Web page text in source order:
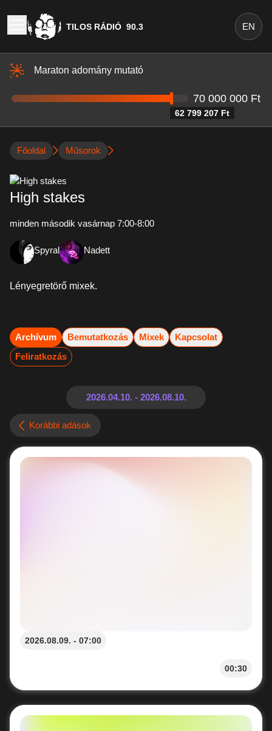
TILOS RÁDIÓ 90.3 EN
Maraton adomány mutató
62 799 207 Ft
70 000 000 Ft
Főoldal Műsorok
High stakes
minden második vasárnap 7:00-8:00
Spyral Nadett
Lényegretörő mixek.
Archívum Bemutatkozás Mixek
Kapcsolat
Feliratkozás
Korábbi adások
2026.08.09. - 07:00
00:30